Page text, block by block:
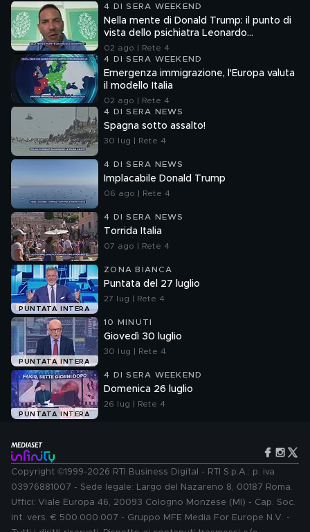
4 DI SERA WEEKEND
Nella mente di Donald Trump: il punto di
vista dello psichiatra Leonardo
Mendolicchio
02 ago | Rete 4
4 DI SERA WEEKEND
Emergenza immigrazione, l'Europa valuta
il modello Italia
02 ago | Rete 4
4 DI SERA NEWS
Spagna sotto assalto!
30 lug | Rete 4
4 DI SERA NEWS
Implacabile Donald Trump
06 ago | Rete 4
4 DI SERA NEWS
Torrida Italia
07 ago | Rete 4
PUNTATA INTERA
ZONA BIANCA
Puntata del 27 luglio
27 lug | Rete 4
PUNTATA INTERA
10 MINUTI
Giovedì 30 luglio
30 lug | Rete 4
PUNTATA INTERA
4 DI SERA WEEKEND
Domenica 26 luglio
26 lug | Rete 4
Copyright ©1999-2026 RTI Business Digital - RTI S.p.A.: p. iva
03976881007 - Sede legale: Largo del Nazareno 8, 00187 Roma.
Uffici: Viale Europa 46, 20093 Cologno Monzese (MI) - Cap. Soc.
int. vers. € 500.000.007 - Gruppo MFE Media For Europe N.V. -